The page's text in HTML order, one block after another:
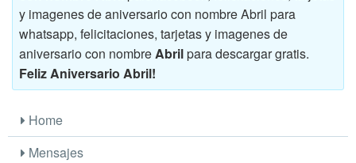
y imagenes de aniversario con nombre Abril para
whatsapp, felicitaciones, tarjetas y imagenes de
aniversario con nombre Abrilpara descargar gratis.
Feliz Aniversario Abril!
Home
Mensajes